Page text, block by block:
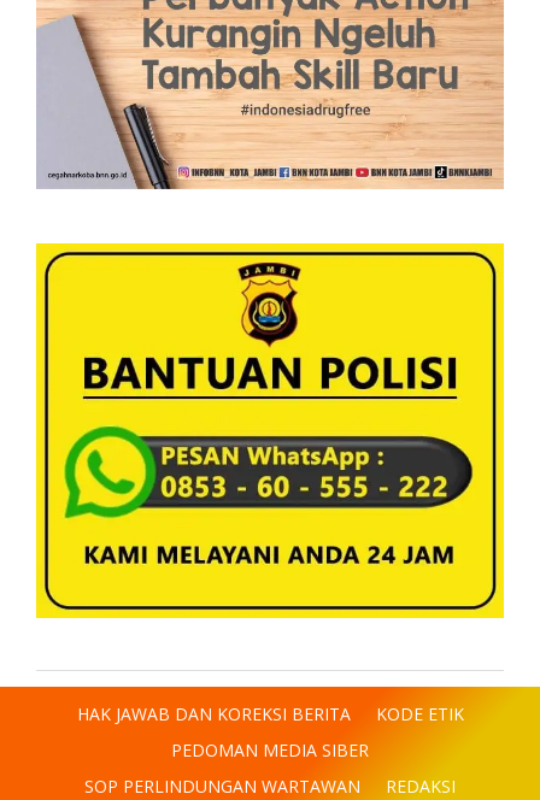
HAK JAWAB DAN KOREKSI BERITA
KODE ETIK
PEDOMAN MEDIA SIBER
SOP PERLINDUNGAN WARTAWAN
REDAKSI